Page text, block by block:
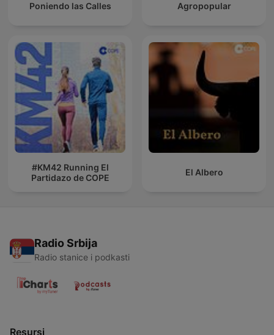
Poniendo las Calles Agropopular
#KM42 Running El
Partidazo de COPE
El Albero
Radio Srbija
Radio stanice i podkasti
Resursi